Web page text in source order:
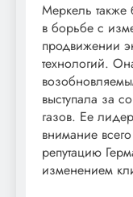
Меркель также
в борьбе с
продвижении
технологий.
выступала за
газов. Ее
внимание
репутацию
изменением